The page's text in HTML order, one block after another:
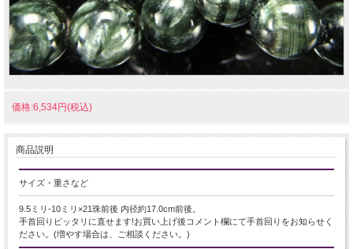
価格:6,534円(税込)
商品説明
サイズ・重さなど
9.5ミリ-10ミリ×21珠前後 内径約17.0cm前後。
手首回りピッタリに直せます!お買い上げ後コメント欄にて手首回りをお知らせく
ださい。(増やす場合は、ご相談ください。)